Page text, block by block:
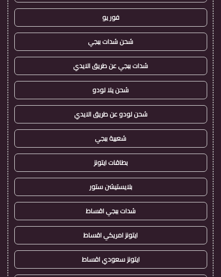
فور يو
شحن شدات ببجي
شدات ببجي عن طريق الايدي
شحن يلا لودو
شحن لودو عن طريق الايدي
شعبية ببجي
بطاقات ايتونز
بلايستيشن ستور
شدات ببجي اقساط
ايتونز امريكي اقساط
ايتونز سعودي اقساط